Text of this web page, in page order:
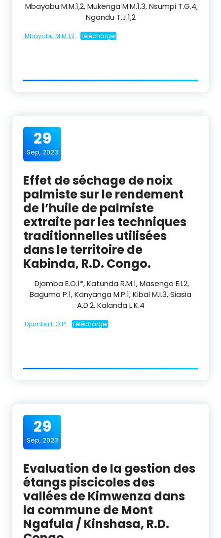
Mbayabu M.M.1,2, Mukenga M.M.1,3, Nsumpi T.G.4,
Ngandu T.J.1,2
Mbayabu M.M.1,2 Télécharger
29
Sep, 2023
Effet de séchage de noix
palmiste sur le rendement
de l’huile de palmiste
extraite par les techniques
traditionnelles utilisées
dans le territoire de
Kabinda, R.D. Congo.
Djamba E.O.1*, Katunda R.M.1, Masengo E.I.2,
Baguma P.1, Kanyanga M.P.1, Kibal M.I.3, Siasia
A.D.2, Kalanda L.K.4
Djamba E.O.1* Télécharger
29
Sep, 2023
Evaluation de la gestion des
étangs piscicoles des
vallées de Kimwenza dans
la commune de Mont
Ngafula / Kinshasa, R.D.